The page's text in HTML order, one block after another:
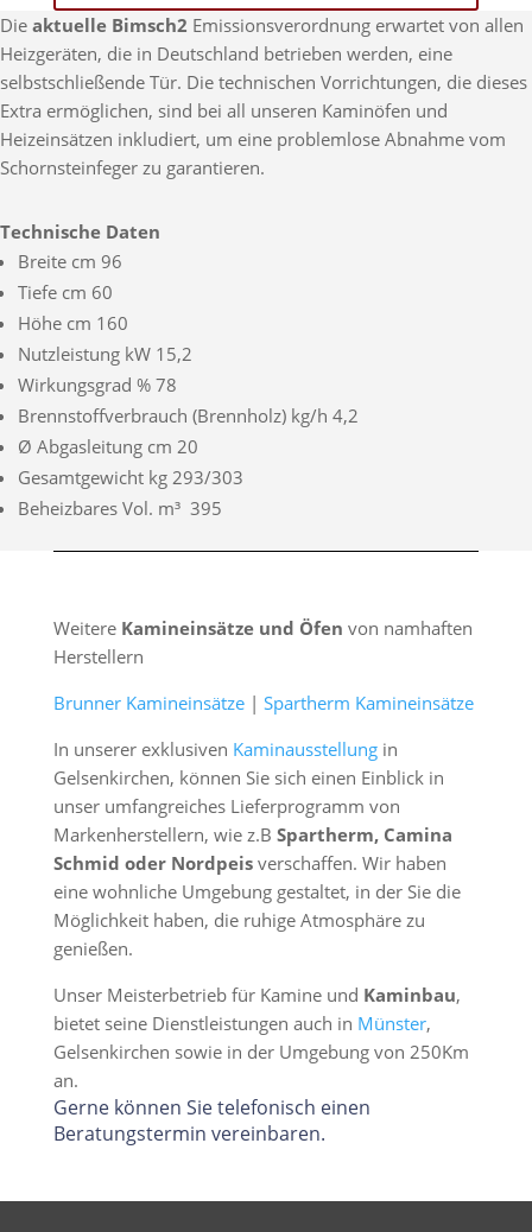
Die aktuelle Bimsch2 Emissionsverordnung erwartet von allen
Heizgeräten, die in Deutschland betrieben werden, eine
selbstschließende Tür. Die technischen Vorrichtungen, die dieses
Extra ermöglichen, sind bei all unseren Kaminöfen und
Heizeinsätzen inkludiert, um eine problemlose Abnahme vom
Schornsteinfeger zu garantieren.
Technische Daten
Breite cm 96
Tiefe cm 60
Höhe cm 160
Nutzleistung kW 15,2
Wirkungsgrad % 78
Brennstoffverbrauch (Brennholz) kg/h 4,2
Ø Abgasleitung cm 20
Gesamtgewicht kg 293/303
Beheizbares Vol. m³ 395
Weitere Kamineinsätze und Öfen von namhaften
Herstellern
Brunner Kamineinsätze| Spartherm Kamineinsätze
In unserer exklusiven Kaminausstellungin
Gelsenkirchen, können Sie sich einen Einblick in
unser umfangreiches Lieferprogramm von
Markenherstellern, wie z.B Spartherm, Camina
Schmid oder Nordpeisverschaffen. Wir haben
eine wohnliche Umgebung gestaltet, in der Sie die
Möglichkeit haben, die ruhige Atmosphäre zu
genießen.
Unser Meisterbetrieb für Kamine und Kaminbau,
bietet seine Dienstleistungen auch in Münster,
Gelsenkirchen sowie in der Umgebung von 250Km
an.
Gerne können Sie telefonisch einen
Beratungstermin vereinbaren.